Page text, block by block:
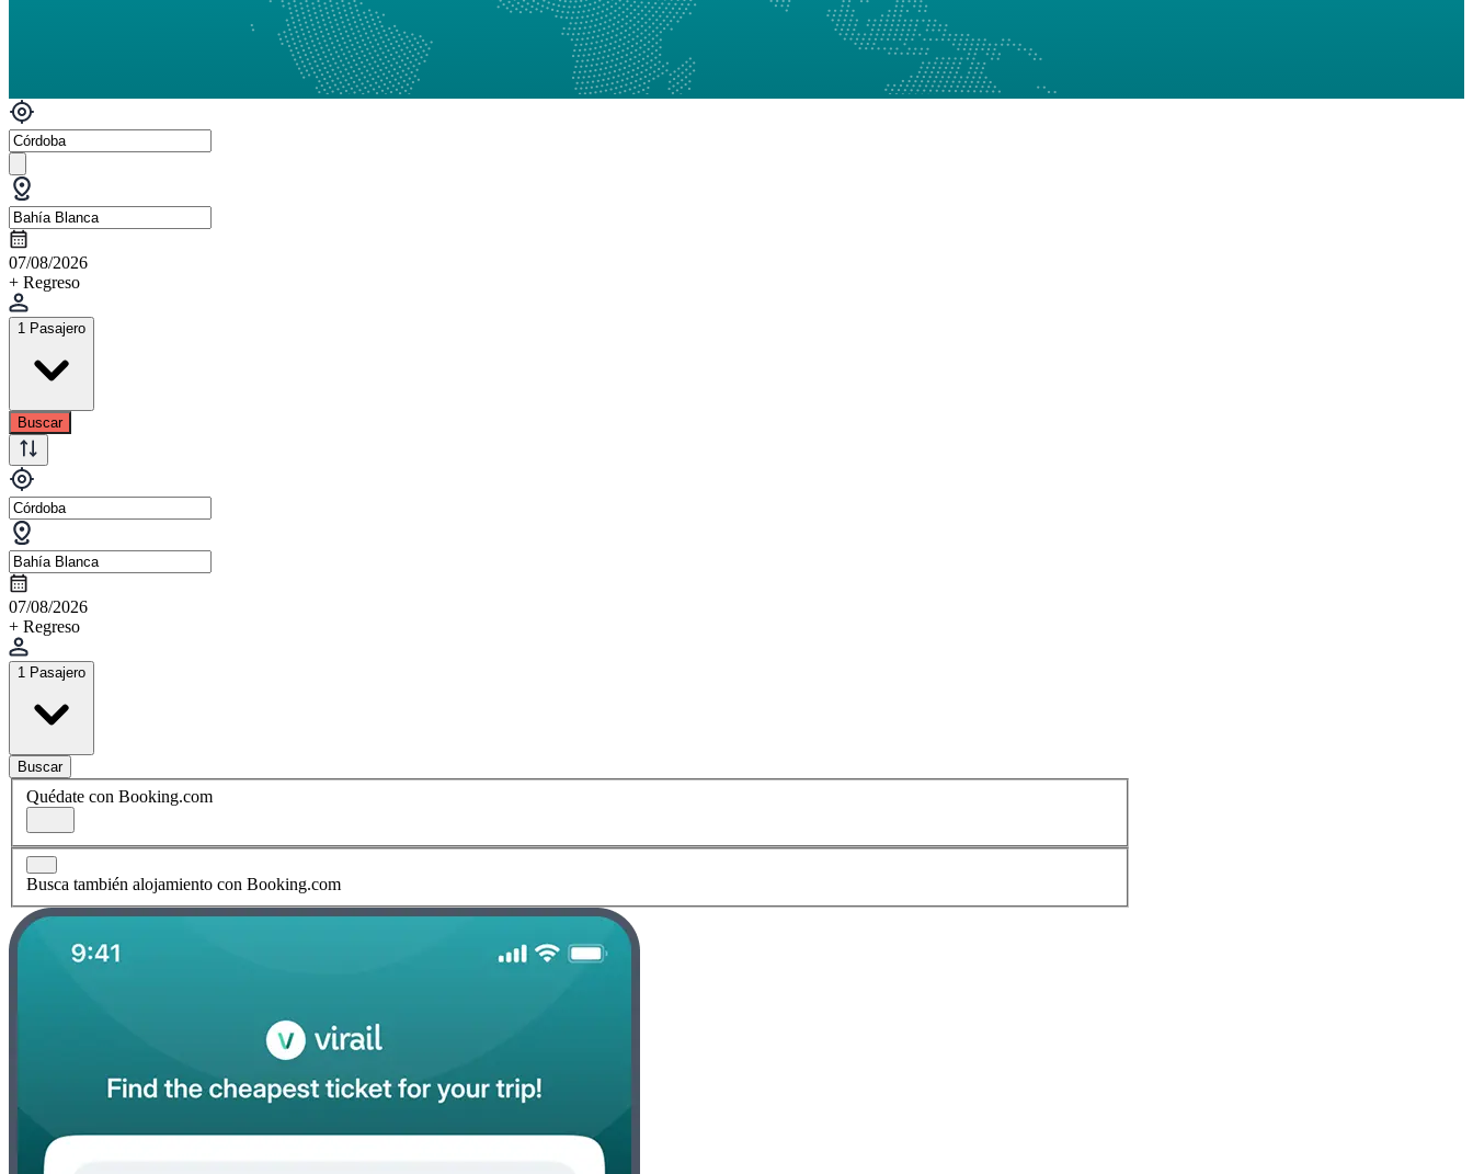
07/08/2026
+ Regreso
1 Pasajero
Buscar
07/08/2026
+ Regreso
1 Pasajero
Buscar
Quédate con Booking.com
Busca también alojamiento con Booking.com